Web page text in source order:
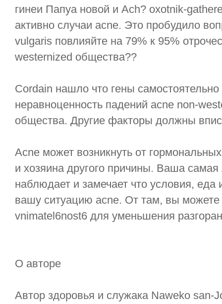
гинеи Папуа новой и Ach? oxotnik-
активно случаи acne. Это пробудило
vulgaris повлияйте на 79% к 95%
westernized общества??
Cordain нашло что гены
неравноценность падений acne non-
общества. Другие факторы должны
Acne может возникнуть от
и хозяина другого причины. Ваша
наблюдает и замечает что условия, еда
вашу ситуацию acne. От там, вы можете
vnimatel6nost6 для уменьшения
О авторе
Автор здоровья и служака Naweko san-